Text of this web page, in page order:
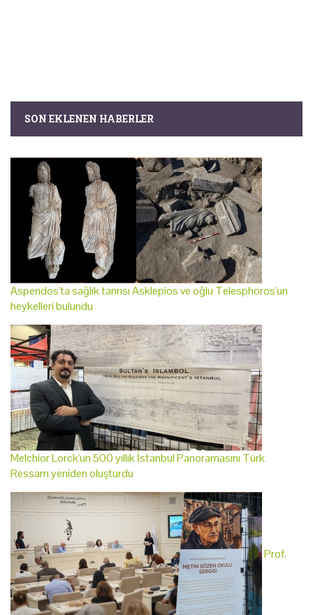
SON EKLENEN HABERLER
Aspendos'ta sağlık tanrısı Asklepios ve oğlu Telesphoros'un
heykelleri bulundu
Melchior Lorck'un 500 yıllık İstanbul Panoramasını Türk
Ressam yeniden oluşturdu
Prof.